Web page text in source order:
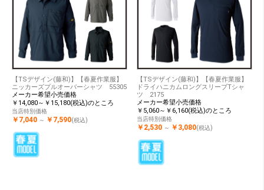
【TSデザイン(藤和)】【春夏作業服】
ニッカーズプルオーバーシャツ 55305
メーカー希望小売価格
￥14,080～￥15,180(税込)のところ
当店特別価格
￥7,040 ～ ￥7,590(税込)
【TSデザイン(藤和)】【春夏作業服】
ドライハニカムロングスリーブTシャ
ツ 2175
メーカー希望小売価格
￥5,060～￥6,160(税込)のところ
当店特別価格
￥2,530 ～ ￥3,080(税込)